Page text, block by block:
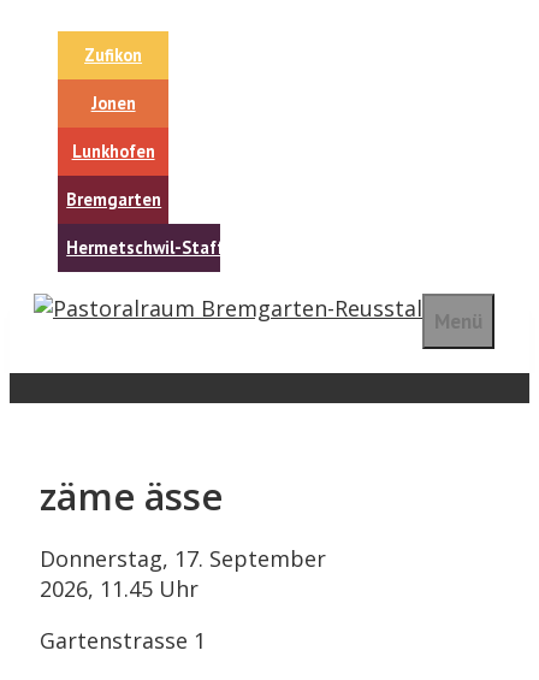
Inhalt
Zufikon
Jonen
Lunkhofen
Bremgarten
Hermetschwil-Staffeln
Menü
zäme ässe
Donnerstag, 17. September
2026, 11.45 Uhr
Gartenstrasse 1